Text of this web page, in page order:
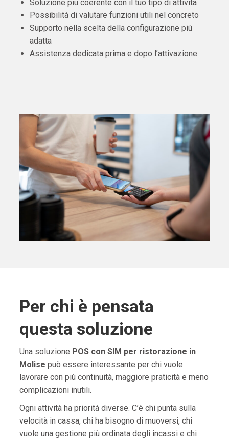
Soluzione più coerente con il tuo tipo di attività
Possibilità di valutare funzioni utili nel concreto
Supporto nella scelta della configurazione più
adatta
Assistenza dedicata prima e dopo l’attivazione
Per chi è pensata
questa soluzione
Una soluzione POS con SIM per ristorazione in
Molise può essere interessante per chi vuole
lavorare con più continuità, maggiore praticità e meno
complicazioni inutili.
Ogni attività ha priorità diverse. C’è chi punta sulla
velocità in cassa, chi ha bisogno di muoversi, chi
vuole una gestione più ordinata degli incassi e chi